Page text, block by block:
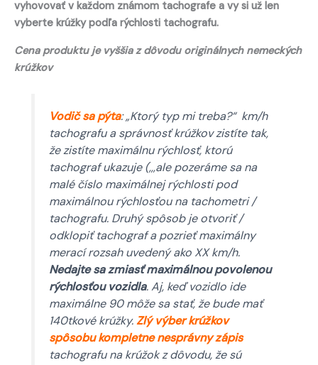
vyhovovať v každom známom tachografe a vy si už len
vyberte krúžky podľa rýchlosti tachografu.
Cena produktu je vyššia z dôvodu originálnych nemeckých
krúžkov
Vodič sa pýta: „Ktorý typ mi treba?“ km/h
tachografu a správnosť krúžkov zistíte tak,
že zistíte maximálnu rýchlosť, ktorú
tachograf ukazuje (,,,ale pozeráme sa na
malé číslo maximálnej rýchlosti pod
maximálnou rýchlosťou na tachometri /
tachografu. Druhý spôsob je otvoriť /
odklopiť tachograf a pozrieť maximálny
merací rozsah uvedený ako XX km/h.
Nedajte sa zmiasť maximálnou povolenou
rýchlosťou vozidla. Aj, keď vozidlo ide
maximálne 90 môže sa stať, že bude mať
140tkové krúžky.Zlý výber krúžkov
spôsobu kompletne nesprávny zápis
tachografu na krúžok z dôvodu, že sú